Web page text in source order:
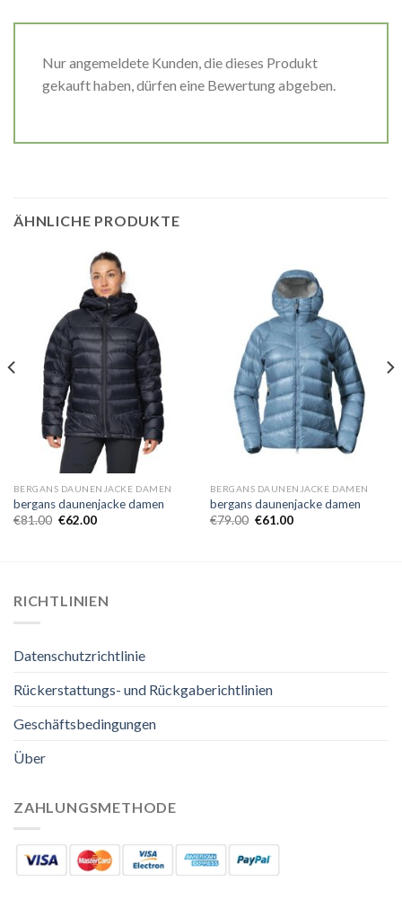
Nur angemeldete Kunden, die dieses Produkt
gekauft haben, dürfen eine Bewertung abgeben.
ÄHNLICHE PRODUKTE
BERGANS DAUNENJACKE DAMEN
bergans daunenjacke damen
€81.00 €62.00
BERGANS DAUNENJACKE DAMEN
bergans daunenjacke damen
€79.00 €61.00
RICHTLINIEN
Datenschutzrichtlinie
Rückerstattungs- und Rückgaberichtlinien
Geschäftsbedingungen
Über
ZAHLUNGSMETHODE